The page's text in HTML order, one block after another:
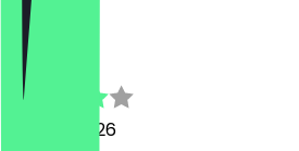
Philipp
23 april 2026